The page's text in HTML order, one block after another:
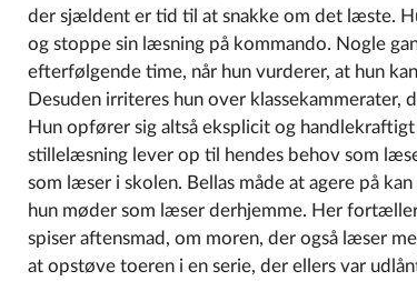
der sjældent er tid til at snakke om det læste.
og stoppe sin læsning på kommando. Nogle
efterfølgende time, når hun vurderer, at hun
Desuden irriteres hun over klassekammerater,
Hun opfører sig altså eksplicit og
stillelæsning lever op til hendes behov som
som læser i skolen. Bellas måde at agere på
hun møder som læser derhjemme. Her
spiser aftensmad, om moren, der også læser
at opstøve toeren i en serie, der ellers var